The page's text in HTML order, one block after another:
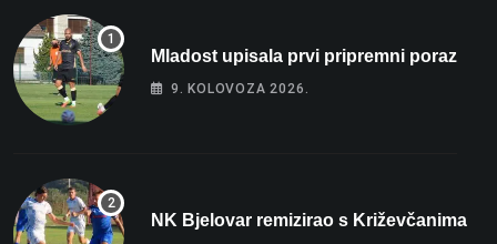
Mladost upisala prvi pripremni poraz
9. KOLOVOZA 2026.
NK Bjelovar remizirao s Križevčanima